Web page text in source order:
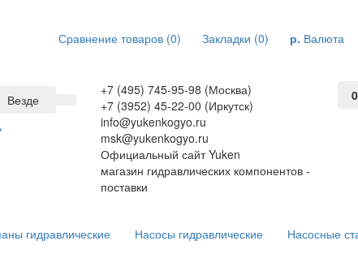
р. Валюта
Закладки (0)
Сравнение товаров (0)
+7 (495) 745-95-98 (Москва)
+7 (3952) 45-22-00 (Иркутск)
info@yukenkogyo.ru
msk@yukenkogyo.ru
Официальный сайт Yuken
магазин гидравлических компонентов -
поставки
0
Везде
гидравлические Насосы гидравлические Насосные